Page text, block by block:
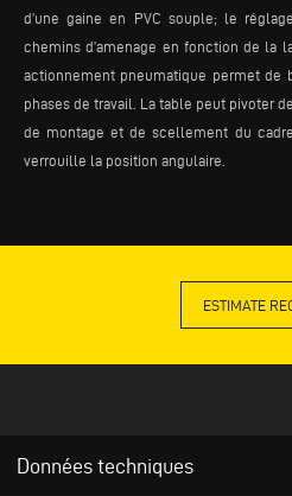
d’une gaine en PVC souple; le
chemins d’amenage en fonction de la
actionnement pneumatique permet de
phases de travail. La table peut pivoter
de montage et de scellement du
verrouille la position angulaire.
ESTIMATE
Données techniques